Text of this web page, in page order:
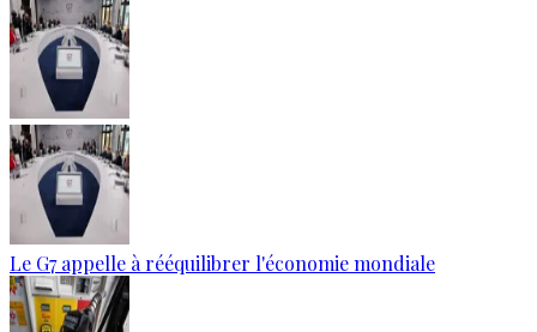
Le G7 appelle à rééquilibrer l'économie mondiale